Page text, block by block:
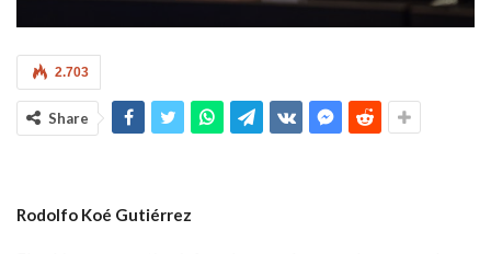
2.703
Share
Rodolfo Koé Gutiérrez